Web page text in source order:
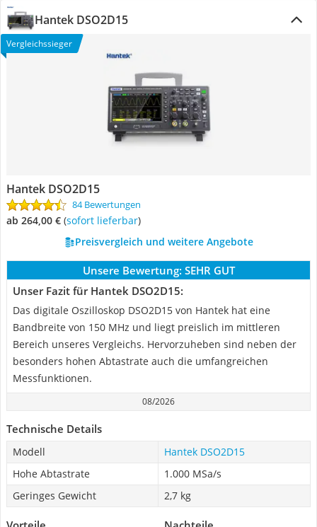
Hantek DSO2D15
Vergleichssieger
Hantek DSO2D15
84 Bewertungen
ab 264,00 € ( Sofort lieferbar)
Preisvergleich und weitere Angebote
Unsere Bewertung: SEHR GUT
Unser Fazit für Hantek DSO2D15:
Das digitale Oszilloskop DSO2D15 von Hantek hat eine
Bandbreite von 150 MHz und liegt preislich im mittleren
Bereich unseres Vergleichs. Hervorzuheben sind neben der
besonders hohen Abtastrate auch die umfangreichen
Messfunktionen.
08/2026
Technische Details
Modell
Hantek DSO2D15
Hohe Abtastrate
1.000 MSa/s
Geringes Gewicht
2,7 kg